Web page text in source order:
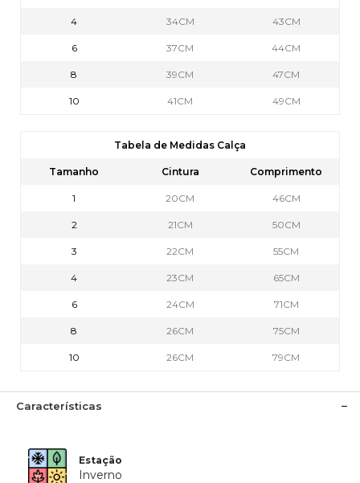
4 34CM 43CM
6 37CM 44CM
8 39CM 47CM
10 41CM 49CM
Tabela de Medidas Calça
Tamanho Cintura Comprimento
1 20CM 46CM
2 21CM 50CM
3 22CM 55CM
4 23CM 65CM
6 24CM 71CM
8 26CM 75CM
10 26CM 79CM
Características
Estação
Inverno